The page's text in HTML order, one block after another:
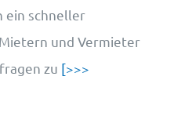
ein schneller
und Vermieter
zu [>>>